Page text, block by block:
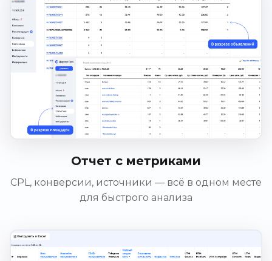
Отчет с метриками
CPL, конверсии, источники — всё в одном месте
для быстрого анализа